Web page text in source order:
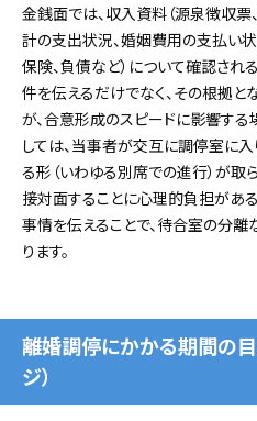
金銭面では、収入資料（源泉徴収票
計の支出状況、婚姻費用の支払い状
保険、負債など）について確認され
件を伝えるだけでなく、その根拠
が、合意形成のスピードに影響す
しては、当事者が交互に調停室に
る形（いわゆる別席での進行）が取
接対面することに心理的負担があ
事情を伝えることで、待合室の分
ります。
離婚調停にかかる期間の
ジ）